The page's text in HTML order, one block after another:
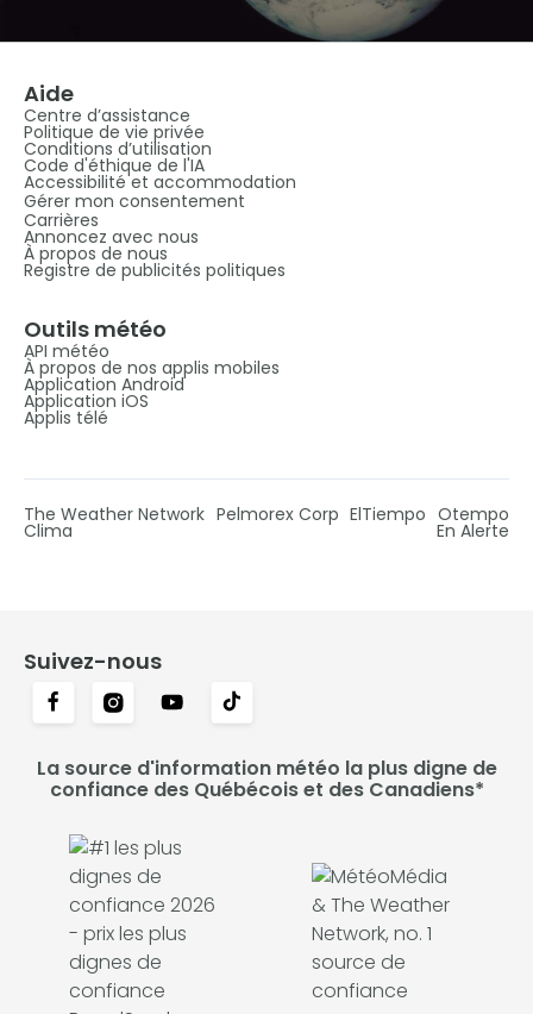
Aide
Centre d’assistance
Politique de vie privée
Conditions d’utilisation
Code d'éthique de l'IA
Accessibilité et accommodation
Gérer mon consentement
Carrières
Annoncez avec nous
À propos de nous
Registre de publicités politiques
Outils météo
API météo
À propos de nos applis mobiles
Application Android
Application iOS
Applis télé
The Weather Network Pelmorex Corp ElTiempo Otempo
Clima En Alerte
Suivez-nous
La source d'information météo la plus digne de
confiance des Québécois et des Canadiens*